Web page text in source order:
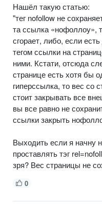
Нашёл такую статью:
"тег nofollow не
та ссылка «нофоллоу»,
сгорает, либо, если
тегом ссылки на
ними. Кстати, отсюда
странице есть хотя бы
гиперссылка, то вес со
стоит закрывать все
вы все равно не
ссылки закрыть
Выходить если я начну
проставлять тэг
зря? Вес страницы не
0